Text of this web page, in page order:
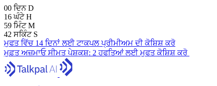
00 ਦਿਨD
16 ਘੰਟੇH
59 ਮਿੰਟM
41 ਸਕਿੰਟ S
ਮੁਫਤ ਵਿੱਚ 14 ਦਿਨਾਂ ਲਈ ਟਾਕਪਲ ਪ੍ਰੀਮੀਅਮ ਦੀ ਕੋਸ਼ਿਸ਼ ਕਰੋ
ਮੁਫ਼ਤ ਅਜ਼ਮਾਓਸੀਮਤ ਪੇਸ਼ਕਸ਼: 2 ਹਫਤਿਆਂ ਲਈ ਮੁਫਤ ਕੋਸ਼ਿਸ਼ ਕਰੋ